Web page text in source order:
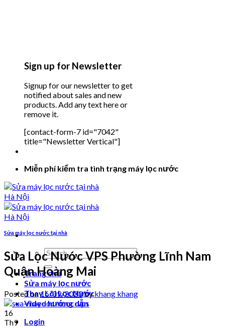
Sign up for Newsletter
Signup for our newsletter to get
notified about sales and new
products. Add any text here or
remove it.
[contact-form-7 id="7042"
title="Newsletter Vertical"]
Miễn phí kiểm tra tình trạng máy lọc nước
Search
for:
Trang chủ
Sửa máy lọc nước
Thay Lõi Lọc Nước
Video hướng dẫn
Login
Sửa máy lọc nước tại nhà
Sửa Lọc Nước VPS Phường Lĩnh Nam
Quận Hoàng Mai
Posted on16/09/2023bykhang khang
16
Th9